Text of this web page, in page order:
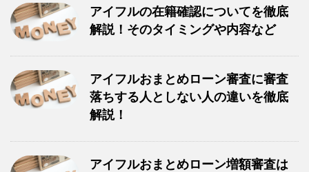
アイフルの在籍確認についてを徹底
解説！そのタイミングや内容など
アイフルおまとめローン審査に審査
落ちする人としない人の違いを徹底
解説！
アイフルおまとめローン増額審査は